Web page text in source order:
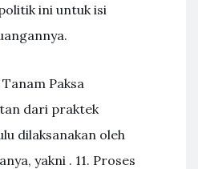
ini untuk isi
Paksa
dari praktek
dilaksanakan oleh
yakni . 11. Proses